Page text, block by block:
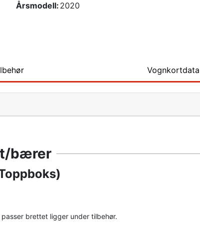
Årsmodell: 2020
Vognkortdata
bærer
brettet ligger under tilbehør.